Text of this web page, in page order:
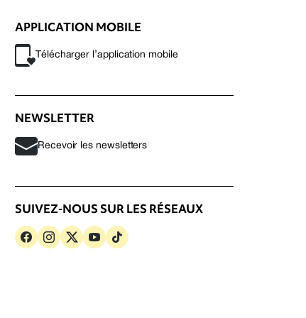
APPLICATION MOBILE
Télécharger l’application mobile
NEWSLETTER
Recevoir les newsletters
SUIVEZ-NOUS SUR LES RÉSEAUX